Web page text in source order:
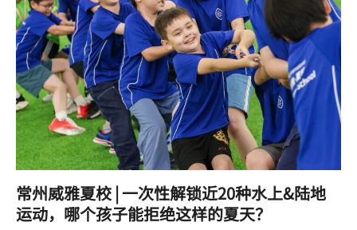
常州威雅夏校 | 一次性解锁近20种水上&陆地
运动，哪个孩子能拒绝这样的夏天？